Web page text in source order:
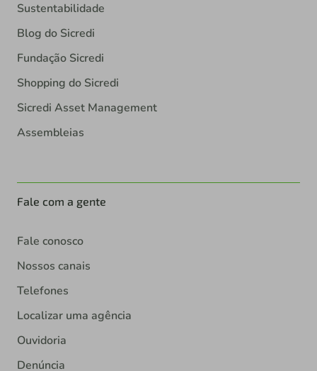
Sustentabilidade
Blog do Sicredi
Fundação Sicredi
Shopping do Sicredi
Sicredi Asset Management
Assembleias
Fale com a gente
Fale conosco
Nossos canais
Telefones
Localizar uma agência
Ouvidoria
Denúncia